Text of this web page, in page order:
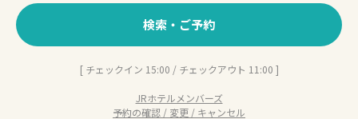
検索・ご予約
[ チェックイン 15:00 / チェックアウト 11:00 ]
JRホテルメンバーズ
予約の確認 / 変更 / キャンセル